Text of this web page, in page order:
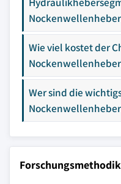
Wie viel kostet der
Wer sind die